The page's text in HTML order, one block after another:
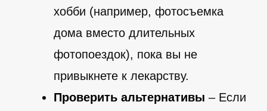
хобби (например, фотосъемка
дома вместо длительных
фотопоездок), пока вы не
привыкнете к лекарству.
Проверить альтернативы – Если